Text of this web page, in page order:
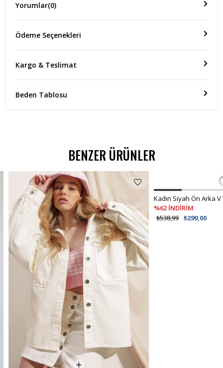
Yorumlar(0)
Ödeme Seçenekleri
Kargo & Teslimat
Beden Tablosu
BENZER ÜRÜNLER